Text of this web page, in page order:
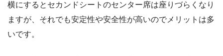
横にするとセカンドシートのセンター席は座りづらくなり
ますが、それでも安定性や安全性が高いのでメリットは多
いです。